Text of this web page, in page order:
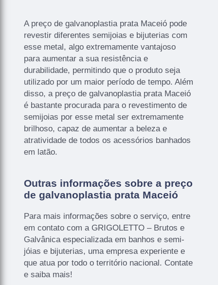
A preço de galvanoplastia prata Maceió pode
revestir diferentes semijoias e bijuterias com
esse metal, algo extremamente vantajoso
para aumentar a sua resistência e
durabilidade, permitindo que o produto seja
utilizado por um maior período de tempo. Além
disso, a preço de galvanoplastia prata Maceió
é bastante procurada para o revestimento de
semijoias por esse metal ser extremamente
brilhoso, capaz de aumentar a beleza e
atratividade de todos os acessórios banhados
em latão.
Outras informações sobre a preço
de galvanoplastia prata Maceió
Para mais informações sobre o serviço, entre
em contato com a GRIGOLETTO – Brutos e
Galvânica especializada em banhos e semi-
jóias e bijuterias, uma empresa experiente e
que atua por todo o território nacional. Contate
e saiba mais!